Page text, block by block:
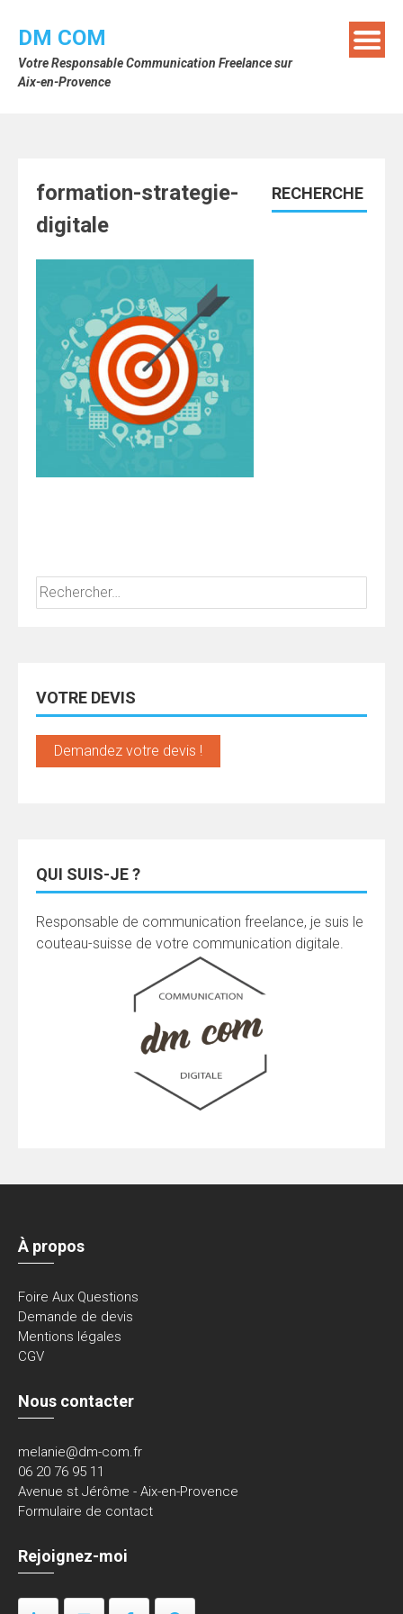
DM COM
Votre Responsable Communication Freelance sur
Aix-en-Provence
formation-strategie-
digitale
RECHERCHE
Rechercher :
VOTRE DEVIS
Demandez votre devis !
QUI SUIS-JE ?
Responsable de communication freelance, je suis le
couteau-suisse de votre communication digitale.
À propos
Foire Aux Questions
Demande de devis
Mentions légales
CGV
Nous contacter
melanie@dm-com.fr
06 20 76 95 11
Avenue st Jérôme - Aix-en-Provence
Formulaire de contact
Rejoignez-moi